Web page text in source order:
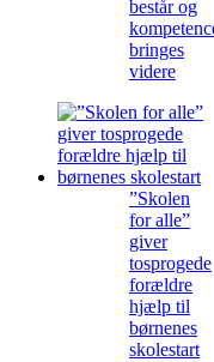
består og
bringes
videre
”Skolen
for alle”
giver
tosprogede
forældre
hjælp til
børnenes
skolestart